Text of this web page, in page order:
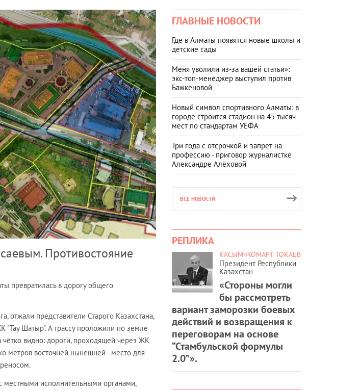
Противостояние
превратилась в дорогу общего
отжали представители Старого Казахстана,
"Тау Шатыр". А трассу проложили по земле
видно: дороги, проходящей через ЖК
метров восточней нынешней - место для
местными исполнительными органами,
ГЛАВНЫЕ НОВОСТИ
Где в Алматы появятся новые школы и
детские сады
Меня уволили из-за вашей статьи»:
экс-топ-менеджер выступил против
Бажкеновой
Новый символ спортивного Алматы: в
городе строится стадион на 45 тысяч
мест по стандартам УЕФА
Три года с отсрочкой и запрет на
профессию - приговор журналистке
Александре Алёховой
ВСЕ НОВОСТИ
РЕПЛИКА
КАСЫМ-ЖОМАРТ ТОКАЕВ
Президент Республики
Казахстан
«Стороны могли
бы рассмотреть
вариант заморозки боевых
действий и возвращения к
переговорам на основе
“Стамбульской формулы
2.0”».